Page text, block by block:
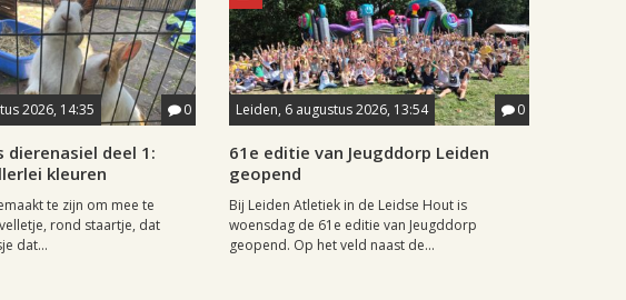
2026, 14:35 0
dierenasiel deel 1:
kleuren
te zijn om mee te
rond staartje, dat
dat...
Leiden, 6 augustus 2026, 13:54 0
61e editie van Jeugddorp Leiden
geopend
Bij Leiden Atletiek in de Leidse Hout is
woensdag de 61e editie van Jeugddorp
geopend. Op het veld naast de...